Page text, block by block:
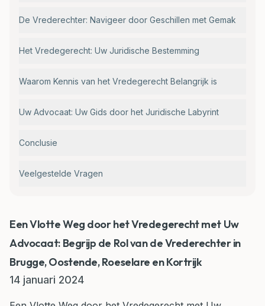
De Vrederechter: Navigeer door Geschillen met Gemak
Het Vredegerecht: Uw Juridische Bestemming
Waarom Kennis van het Vredegerecht Belangrijk is
Uw Advocaat: Uw Gids door het Juridische Labyrint
Conclusie
Veelgestelde Vragen
Een Vlotte Weg door het Vredegerecht met Uw
Advocaat: Begrijp de Rol van de Vrederechter in
Brugge, Oostende, Roeselare en Kortrijk
14 januari 2024